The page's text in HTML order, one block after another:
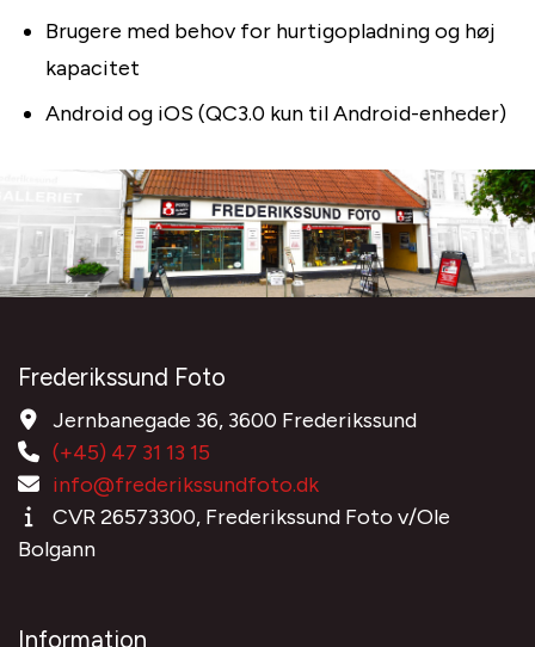
Brugere med behov for hurtigopladning og høj
kapacitet
Android og iOS (QC3.0 kun til Android-enheder)
Frederikssund Foto
Jernbanegade 36, 3600 Frederikssund
(+45) 47 31 13 15
info@frederikssundfoto.dk
CVR 26573300, Frederikssund Foto v/Ole
Bolgann
Information